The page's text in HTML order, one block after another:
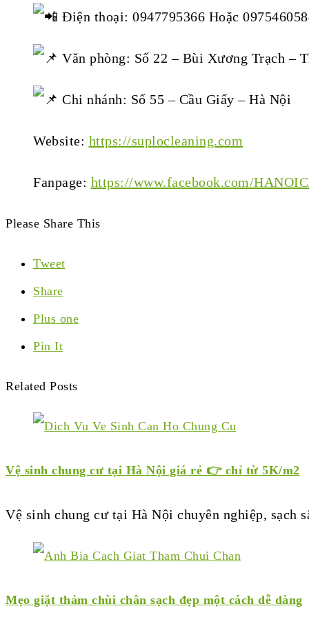
Điện thoại: 0947795366 Hoặc
Văn phòng: Số 22 – Bùi Xương Trạch –
Chi nhánh: Số 55 – Cầu Giấy – Hà Nội
Website: https://suplocleaning.com
Fanpage: https://www.facebook.com/
Please Share This
Tweet
Share
Plus one
Pin It
Related Posts
Vệ sinh chung cư tại Hà Nội giá rẻ 👉 chỉ từ 5K/m2
Vệ sinh chung cư tại Hà Nội chuyên nghiệp, sạch
Mẹo giặt thảm chùi chân sạch đẹp một cách dễ dàng